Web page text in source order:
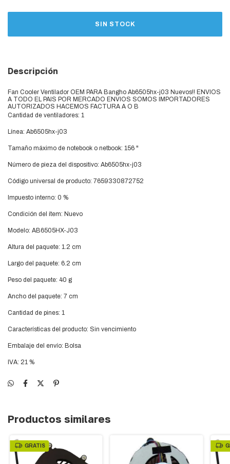
Descripción
Fan Cooler Ventilador OEM PARA Bangho Ab6505hx-j03 Nuevos!! ENVIOS
A TODO EL PAIS POR MERCADO ENVIOS SOMOS IMPORTADORES
AUTORIZADOS HACEMOS FACTURA A O B
Cantidad de ventiladores: 1
Línea: Ab6505hx-j03
Tamaño máximo de notebook o netbook: 156 "
Número de pieza del dispositivo: Ab6505hx-j03
Código universal de producto: 7659330872752
Impuesto interno: 0 %
Condición del ítem: Nuevo
Modelo: AB6505HX-J03
Altura del paquete: 1.2 cm
Largo del paquete: 6.2 cm
Peso del paquete: 40 g
Ancho del paquete: 7 cm
Cantidad de pines: 1
Características del producto: Sin vencimiento
Embalaje del envío: Bolsa
IVA: 21 %
Productos similares
GRATIS